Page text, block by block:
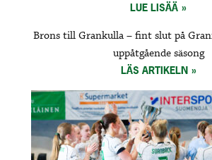
LUE LISÄÄ
Brons till Grankulla – fint slut på
uppåtgående säsong
LÄS ARTIKELN